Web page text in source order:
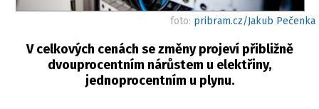
foto: pribram.cz/Jakub Pečenka
V celkových cenách se změny projeví přibližně
dvouprocentním nárůstem u elektřiny,
jednoprocentním u plynu.